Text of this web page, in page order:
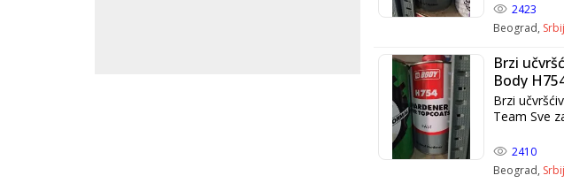
2423
Beograd,
Brzi
Body
Brzi učvršćivač
Team Sve
2410
Beograd,